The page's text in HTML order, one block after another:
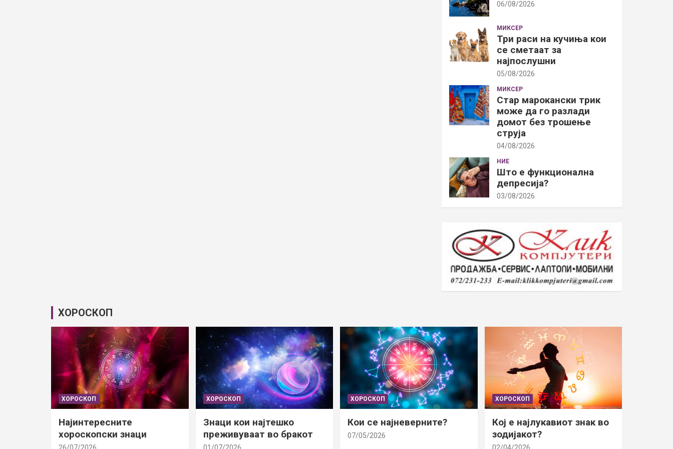
06/08/2026
МИКСЕР
Три раси на кучиња кои
се сметаат за
најпослушни
05/08/2026
МИКСЕР
Стар марокански трик
може да го разлади
домот без трошење
струја
04/08/2026
НИЕ
Што е функционална
депресија?
03/08/2026
ХОРОСКОП
ХОРОСКОП
Најинтересните
хороскопски знаци
ХОРОСКОП
Знаци кои најтешко
преживуваат во бракот
ХОРОСКОП
Кои се најневерните?
07/05/2026
ХОРОСКОП
Кој е најлукавиот знак во
зодијакот?